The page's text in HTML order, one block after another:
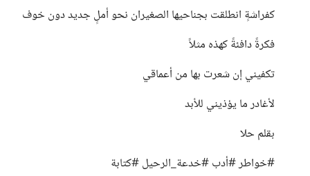
كفراشةٍ انطلقت بجناحيها الصغيران نحو أملٍ جديد دون خوف
فكرةً دافئةً كهذه مثلاً
تكفيني إن شعرت بها من أعماقي
لأغادر ما يؤذيني للأبد
بقلم حلا
#خواطر #أدب #خدعة_الرحيل #كتابة